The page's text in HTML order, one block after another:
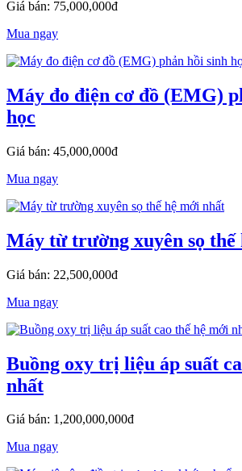
Giá bán: 75,000,000đ
Mua ngay
Máy đo điện cơ đồ (EMG)
học
Giá bán: 45,000,000đ
Mua ngay
Máy từ trường xuyên sọ thế
Giá bán: 22,500,000đ
Mua ngay
Buồng oxy trị liệu áp suất
nhất
Giá bán: 1,200,000,000đ
Mua ngay